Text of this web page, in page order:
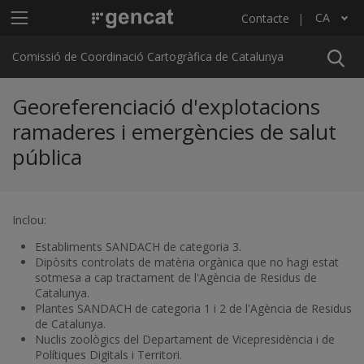
Menú principal C4 Contacte CA
Llista les accions addicionals
Comissió de Coordinació Cartogràfica de Catalunya
Georeferenciació d'explotacions
ramaderes i emergències de salut
pública
Inclou:
Establiments SANDACH de categoria 3.
Dipòsits controlats de matèria orgànica que no hagi estat
sotmesa a cap tractament de l'Agència de Residus de
Catalunya.
Plantes SANDACH de categoria 1 i 2 de l'Agència de Residus
de Catalunya.
Nuclis zoològics del Departament de Vicepresidència i de
Polítiques Digitals i Territori.